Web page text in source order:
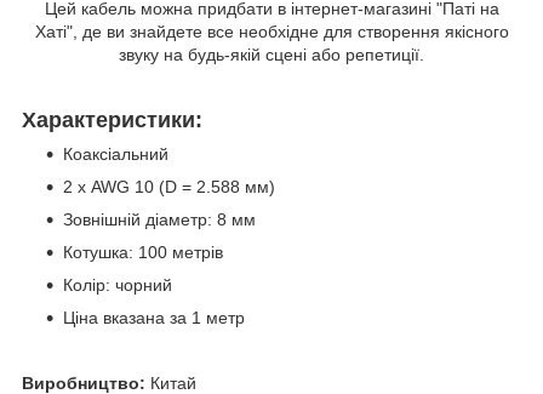
Цей кабель можна придбати в інтернет-магазині "Паті на
Хаті", де ви знайдете все необхідне для створення якісного
звуку на будь-якій сцені або репетиції.
Характеристики:
Коаксіальний
2 х AWG 10 (D = 2.588 мм)
Зовнішній діаметр: 8 мм
Котушка: 100 метрів
Колір: чорний
Ціна вказана за 1 метр
Виробництво: Китай